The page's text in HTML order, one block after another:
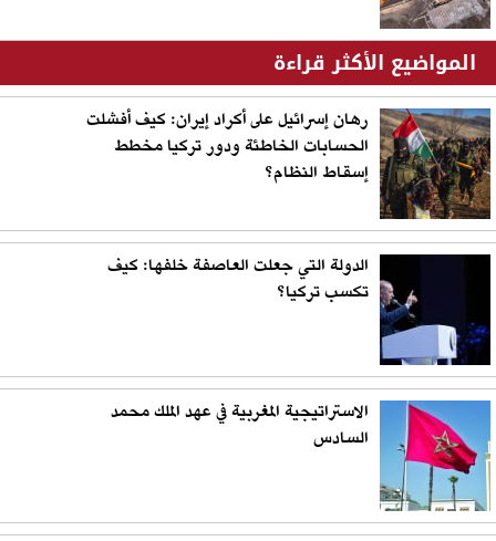
المواضيع الأكثر قراءة
رهان إسرائيل على أكراد إيران: كيف أفشلت
الحسابات الخاطئة ودور تركيا مخطط
إسقاط النظام؟
الدولة التي جعلت العاصفة خلفها: كيف
تكسب تركيا؟
الاستراتيجية المغربية في عهد الملك محمد
السادس